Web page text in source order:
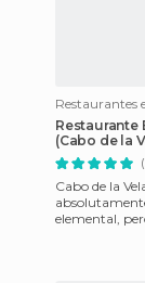
Restaurantes
Restaurante
(Cabo de la
Cabo de la
elemental,